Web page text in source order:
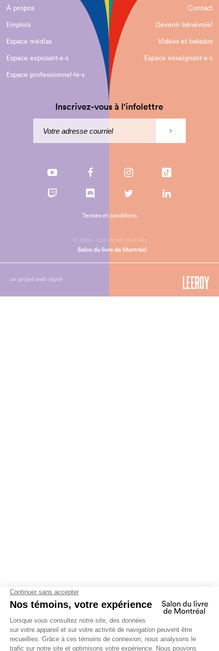
À propos
Contact
Emplois
Devenir bénévole!
Espace médias
Vidéos et balados
Espace exposant·e⋅s
Espace enseignant·e⋅s
Espace professionnel·le⋅s
Inscrivez-vous à l'infolettre
© 2026 - Tous droits réservés
Termes et conditions
un projet web signé